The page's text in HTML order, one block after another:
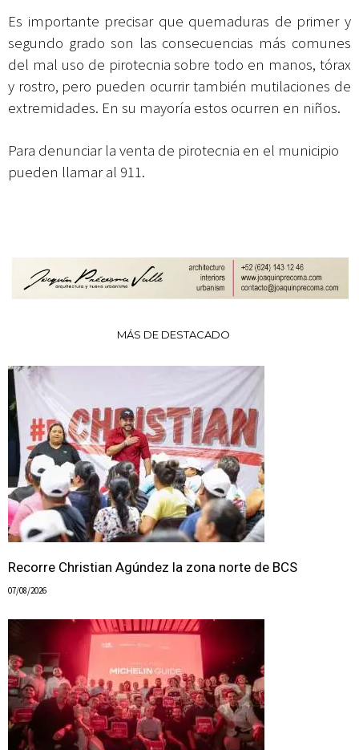
Es importante precisar que quemaduras de primer y
segundo grado son las consecuencias más comunes
del mal uso de pirotecnia sobre todo en manos, tórax
y rostro, pero pueden ocurrir también mutilaciones de
extremidades. En su mayoría estos ocurren en niños.
Para denunciar la venta de pirotecnia en el municipio
pueden llamar al 911.
MÁS DE DESTACADO
Recorre Christian Agúndez la zona norte de BCS
07/08/2026